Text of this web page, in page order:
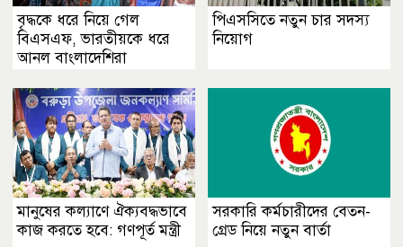
বৃদ্ধকে ধরে নিয়ে গেল
বিএসএফ, ভারতীয়কে ধরে
আনল বাংলাদেশিরা
পিএসসিতে নতুন চার সদস্য
নিয়োগ
মানুষের কল্যাণে ঐক্যবদ্ধভাবে
কাজ করতে হবে: গণপূর্ত মন্ত্রী
সরকারি কর্মচারীদের বেতন-
গ্রেড নিয়ে নতুন বার্তা